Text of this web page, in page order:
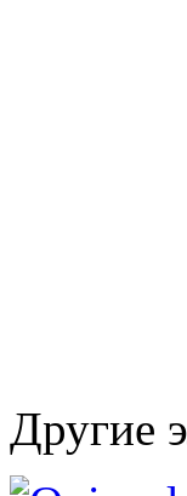
Другие